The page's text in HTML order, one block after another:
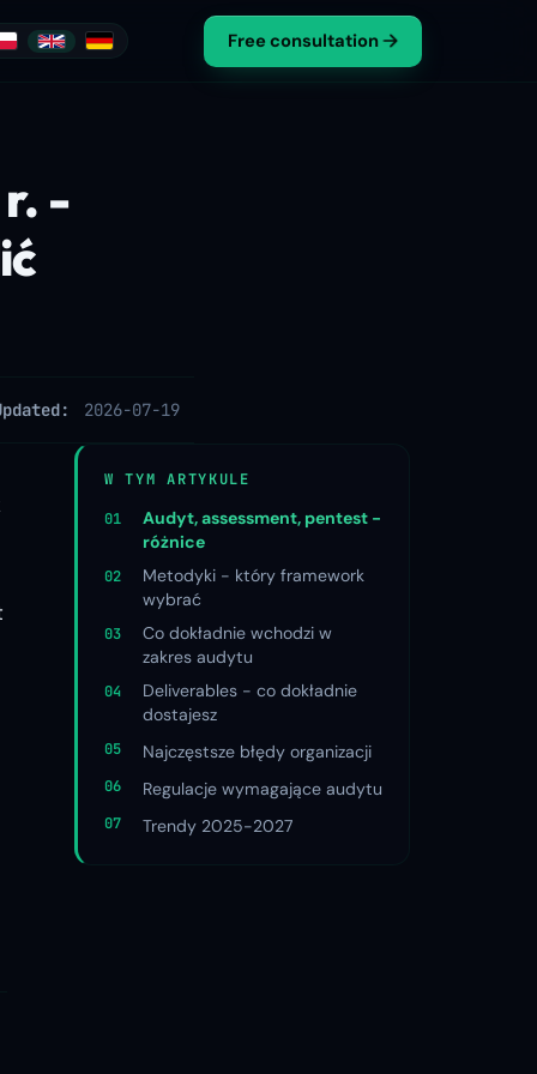
Free consultation
-
2026-07-19
W TYM ARTYKULE
Audyt, assessment, pentest -
różnice
Metodyki - który framework
wybrać
Co dokładnie wchodzi w
zakres audytu
Deliverables - co dokładnie
dostajesz
Najczęstsze błędy organizacji
Regulacje wymagające audytu
Trendy 2025-2027